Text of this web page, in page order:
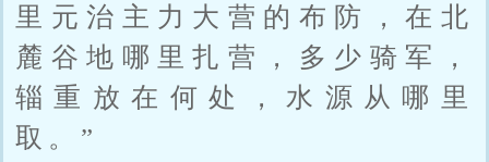
里元治主力大营的布防，在北
麓谷地哪里扎营，多少骑军，
辎重放在何处，水源从哪里
取。”